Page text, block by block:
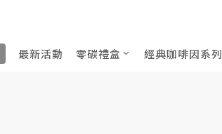
最新活動 零碳禮盒 經典咖啡因系列